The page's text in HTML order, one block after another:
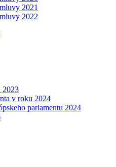
2021
2022
v roku 2024
parlamentu 2024